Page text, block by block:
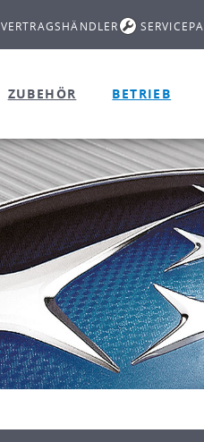
VERTRAGSHÄNDLER
ZUBEHÖR BETRIEB